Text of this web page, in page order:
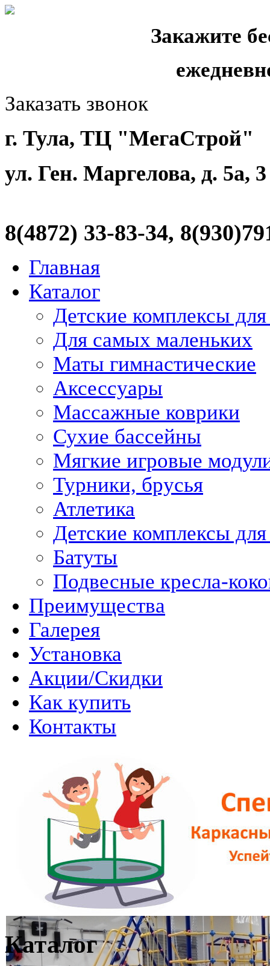
Закажите
Заказать звонок
г. Тула, ТЦ "МегаСтрой"
ул. Ген. Маргелова, д. 5а,
8(4872) 33-83-34,
Главная
Каталог
Детские комплексы
Для самых маленьких
Маты гимнастические
Аксессуары
Массажные коврики
Сухие бассейны
Мягкие игровые
Турники, брусья
Атлетика
Детские комплексы
Батуты
Подвесные кресла-
Преимущества
Галерея
Установка
Акции/Скидки
Как купить
Контакты
Каталог